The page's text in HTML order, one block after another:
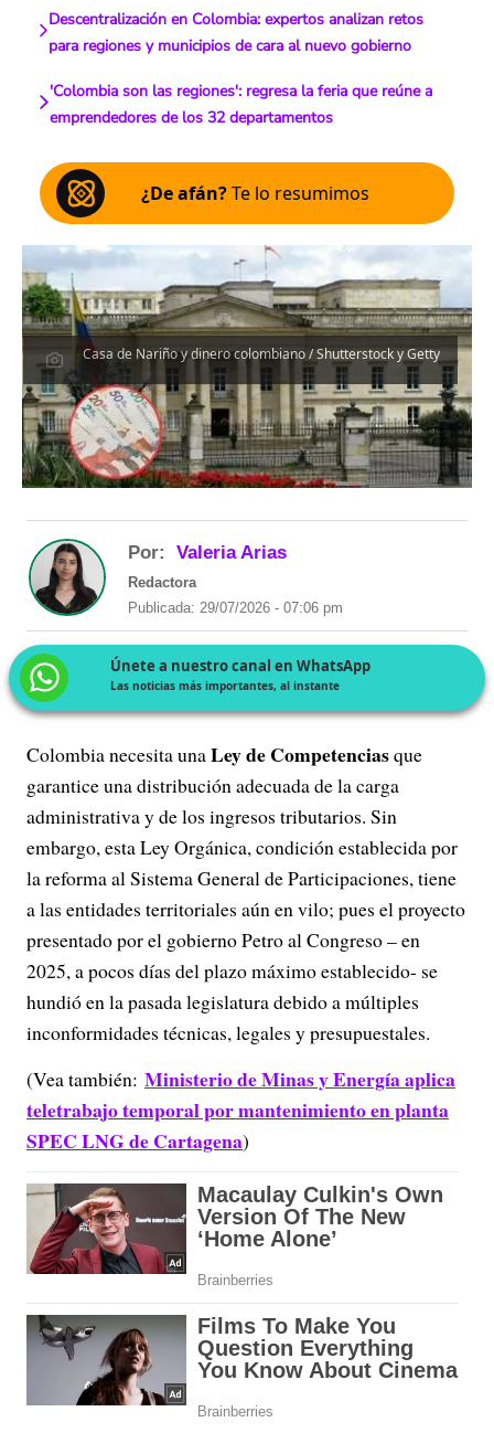
Descentralización en Colombia: expertos analizan retos
para regiones y municipios de cara al nuevo gobierno
'Colombia son las regiones': regresa la feria que reúne a
emprendedores de los 32 departamentos
¿De afán?Te lo resumimos
Casa de Nariño y dinero colombiano / Shutterstock y Getty
Por: Valeria Arias
Redactora
Publicada: 29/07/2026 - 07:06 pm
Únete a nuestro canal en WhatsApp
Las noticias más importantes, al instante
Colombia necesita unaLey de Competenciasque
garantice una distribución adecuada de la carga
administrativa y de los ingresos tributarios. Sin
embargo, esta Ley Orgánica, condición establecida por
la reforma al Sistema General de Participaciones, tiene
a las entidades territoriales aún en vilo; pues el proyecto
presentado por el gobierno Petro al Congreso – en
2025, a pocos días del plazo máximo establecido- se
hundió en la pasada legislatura debido a múltiples
inconformidades técnicas, legales y presupuestales.
(Vea también: Ministerio de Minas y Energía aplica
teletrabajo temporal por mantenimiento en planta
SPEC LNG de Cartagena)